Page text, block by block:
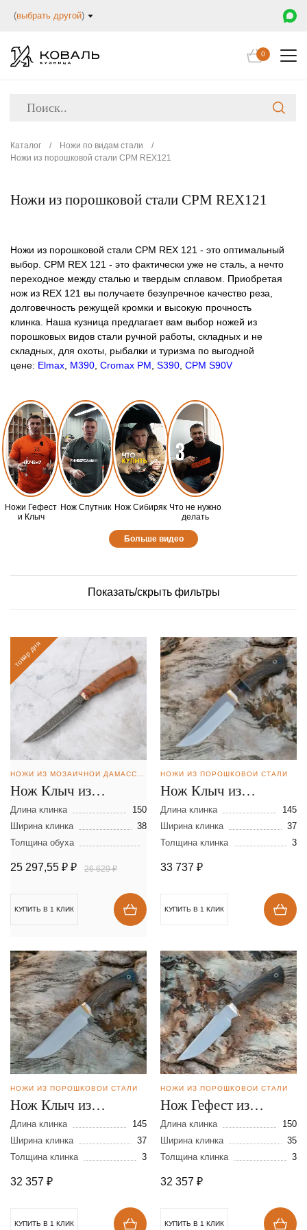
(выбрать другой)
0
Каталог / Ножи по видам стали
/
Ножи из порошковой стали CPM REX121
Ножи из порошковой стали CPM REX121
Ножи из порошковой стали CPM REX 121 - это оптимальный
выбор. CPM REX 121 - это фактически уже не сталь, а нечто
переходное между сталью и твердым сплавом. Приобретая
нож из REX 121 вы получаете безупречное качество реза,
долговечность режущей кромки и высокую прочность
клинка. Наша кузница предлагает вам выбор ножей из
порошковых видов стали ручной работы, складных и не
складных, для охоты, рыбалки и туризма по выгодной
цене: Elmax М390 Cromax PM S390 CPM S90V
Ножи Гефест
и Клыч
Нож Спутник Нож Сибиряк Что не нужно
делать
Больше видео
Показать/скрыть фильтры
товар дня
НОЖИ ИЗ МОЗАИЧНОЙ ДАМАССКОЙ СТАЛИ
Нож Клыч из
мозаичной дамасской
стали
Длина клинка
150
Ширина клинка
38
Толщина обуха
25 297,55 ₽ ₽ 26 629 ₽
КУПИТЬ В 1 КЛИК
НОЖИ ИЗ ПОРОШКОВОЙ СТАЛИ
Нож Клыч из
порошковой стали
CPM REX 121
Длина клинка
145
Ширина клинка
37
Толщина клинка
3
33 737 ₽
КУПИТЬ В 1 КЛИК
НОЖИ ИЗ ПОРОШКОВОЙ СТАЛИ
Нож Клыч из
порошковой стали
CPM REX 121
Длина клинка
145
Ширина клинка
37
Толщина клинка
3
32 357 ₽
КУПИТЬ В 1 КЛИК
НОЖИ ИЗ ПОРОШКОВОЙ СТАЛИ
Нож Гефест из
порошковой стали
CPM REX 121
Длина клинка
150
Ширина клинка
35
Толщина клинка
3
32 357 ₽
КУПИТЬ В 1 КЛИК